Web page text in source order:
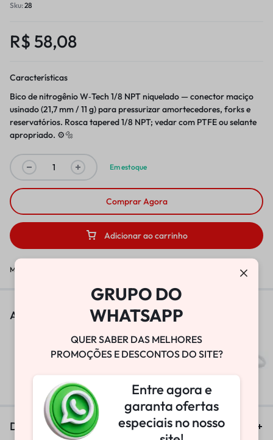
Sku:28
R$ 58,08
Características
Bico de nitrogênio W‑Tech 1/8 NPT niquelado — conector maciço
usinado (21,7 mm / 11 g) para pressurizar amortecedores, forks e
reservatórios. Rosca tapered 1/8 NPT; vedar com PTFE ou selante
apropriado. ⚙️🔩
Em estoque
Adicionar ao carrinho
Comprar Agora
Marca:
As pessoas também viram
BOMBA DE VÁCUO
Descrição
GRUPO DO
WHATSAPP
QUER SABER DAS MELHORES
PROMOÇÕES E DESCONTOS DO SITE?
Entre agora e
garanta ofertas
especiais no nosso